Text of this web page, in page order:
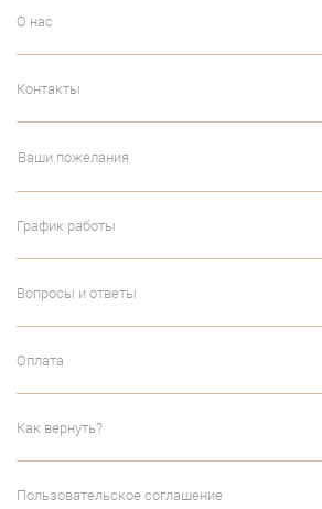
О нас
Контакты
Ваши пожелания
График работы
Вопросы и ответы
Оплата
Как вернуть?
Пользовательское соглашение